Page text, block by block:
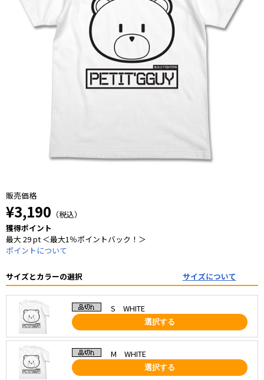
販売価格
¥3,190 （税込）
獲得ポイント
最大 29 pt ＜最大1％ポイントバック！＞
ポイントについて
サイズとカラーの選択 サイズについて
S WHITE
選択する
M WHITE
選択する